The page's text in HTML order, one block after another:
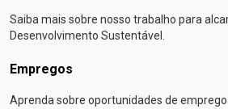
Saiba mais sobre nosso trabalho para
Desenvolvimento Sustentável.
Empregos
Aprenda sobre oportunidades de